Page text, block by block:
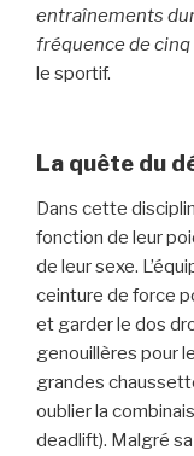
entraînements
fréquence de
le sportif.
La quête du
Dans cette
fonction de leur
de leur sexe.
ceinture de force
et garder le dos
genouillères pour
grandes
oublier la
deadlift). Malgré